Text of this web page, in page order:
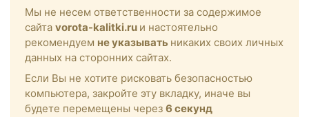
Мы не несем ответственности за содержимое
сайта vorota-kalitki.ru и настоятельно
рекомендуем не указывать никаких своих личных
данных на сторонних сайтах.
Если Вы не хотите рисковать безопасностью
компьютера, закройте эту вкладку, иначе вы
будете перемещены через 6 секунд